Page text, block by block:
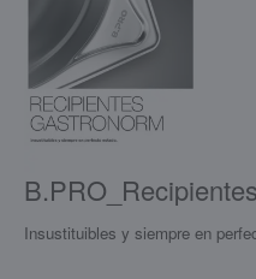
Insustituibles y siempre en